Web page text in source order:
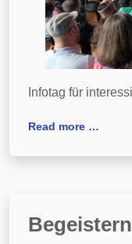
Infotag für
Read more …